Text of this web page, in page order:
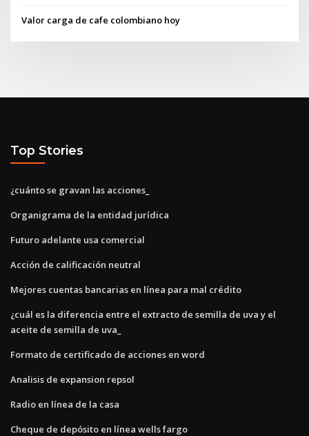
Valor carga de cafe colombiano hoy
Top Stories
¿cuánto se gravan las acciones_
Organigrama de la entidad jurídica
Futuro adelante usa comercial
Acción de calificación neutral
Mejores cuentas bancarias en línea para mal crédito
¿cuál es la diferencia entre el extracto de semilla de uva y el
aceite de semilla de uva_
Formato de certificado de acciones en word
Analisis de expansion repsol
Radio en línea de la casa
Cheque de depósito en línea wells fargo